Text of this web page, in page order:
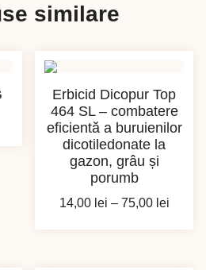
similare
Erbicid Dicopur Top
464 SL – combatere
eficientă a buruienilor
dicotiledonate la
gazon, grâu și
porumb
14,00 lei – 75,00 lei